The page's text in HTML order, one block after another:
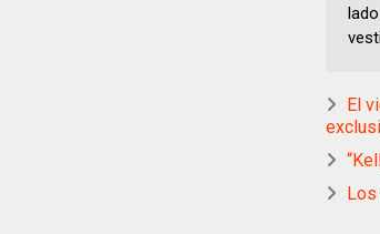
El
Los